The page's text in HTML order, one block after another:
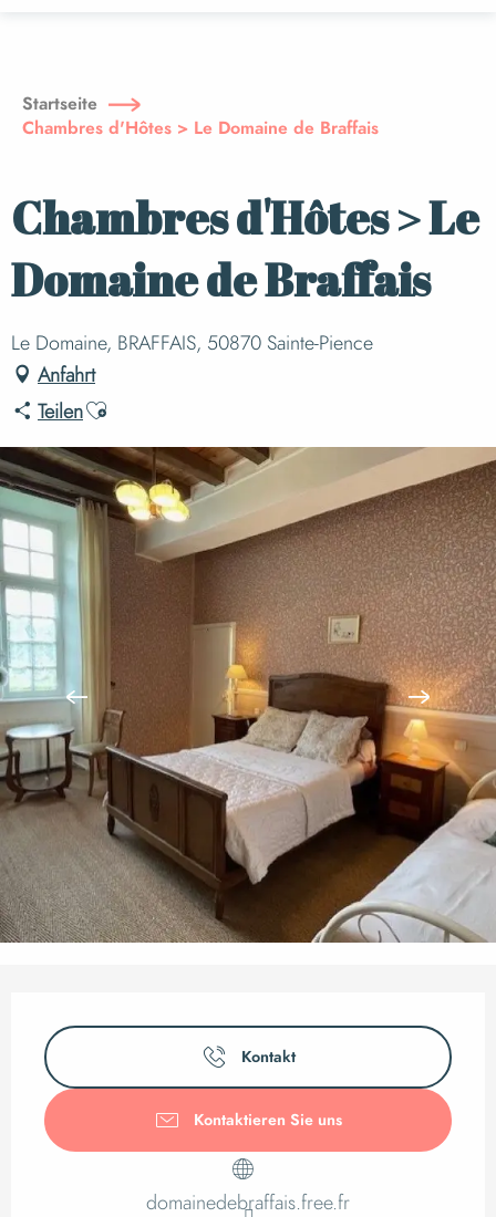
principal
Startseite
Chambres d'Hôtes > Le Domaine de Braffais
Chambres d'Hôtes > Le
Domaine de Braffais
Le Domaine, BRAFFAIS, 50870 Sainte-Pience
Anfahrt
TeilenAjouter aux favoris
Öffnungszeiten &
Kontakt
Kontaktieren Sie uns
domainedebraffais.free.fr